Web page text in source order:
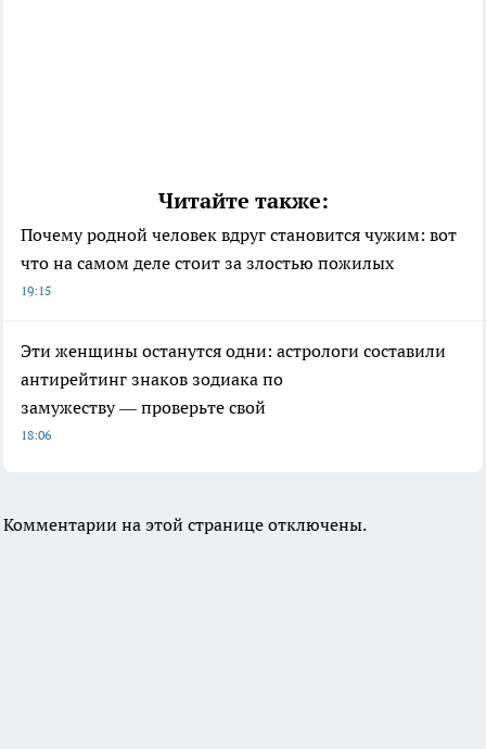
Читайте также:
Почему родной человек вдруг становится чужим: вот
что на самом деле стоит за злостью пожилых
19:15
Эти женщины останутся одни: астрологи составили
антирейтинг знаков зодиака по
замужеству — проверьте свой
18:06
Комментарии на этой странице отключены.